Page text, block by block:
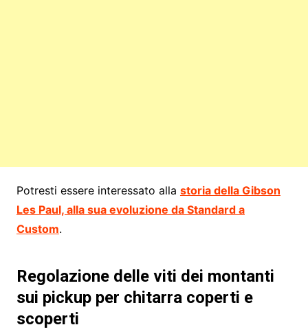
Potresti essere interessato alla storia della Gibson
Les Paul, alla sua evoluzione da Standard a
Custom.
Regolazione delle viti dei montanti
sui pickup per chitarra coperti e
scoperti